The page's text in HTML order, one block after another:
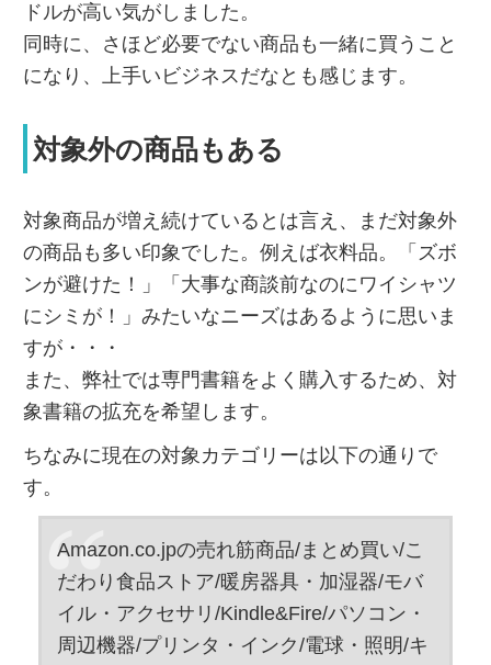
ドルが高い気がしました。
同時に、さほど必要でない商品も一緒に買うこと
になり、上手いビジネスだなとも感じます。
対象外の商品もある
対象商品が増え続けているとは言え、まだ対象外
の商品も多い印象でした。例えば衣料品。「ズボ
ンが避けた！」「大事な商談前なのにワイシャツ
にシミが！」みたいなニーズはあるように思いま
すが・・・
また、弊社では専門書籍をよく購入するため、対
象書籍の拡充を希望します。
ちなみに現在の対象カテゴリーは以下の通りで
す。
Amazon.co.jpの売れ筋商品/まとめ買い/こ
だわり食品ストア/暖房器具・加湿器/モバ
イル・アクセサリ/Kindle&Fire/パソコン・
周辺機器/プリンタ・インク/電球・照明/キ